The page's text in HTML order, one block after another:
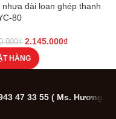
nhựa đài loan ghép thanh
80
₫ 2.145.000₫
HÀNG
47 33 55 ( Ms. Hương